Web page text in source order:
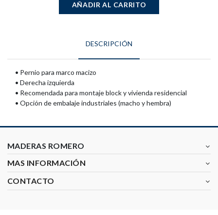
AÑADIR AL CARRITO
DESCRIPCIÓN
• Pernio para marco macizo
• Derecha izquierda
• Recomendada para montaje block y vivienda residencial
• Opción de embalaje industriales (macho y hembra)
MADERAS ROMERO
MAS INFORMACIÓN
CONTACTO